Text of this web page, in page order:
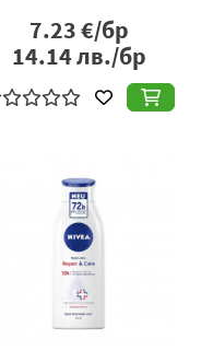
7.23€/бр
14.14лв./бр